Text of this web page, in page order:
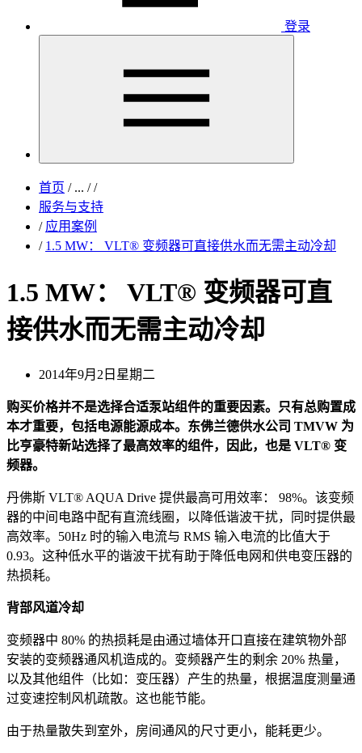
登录
首页 /... / /
服务与支持
/ 应用案例
/ 1.5 MW： VLT® 变频器可直接供水而无需主动冷却
1.5 MW： VLT® 变频器可直
接供水而无需主动冷却
2014年9月2日星期二
购买价格并不是选择合适泵站组件的重要因素。只有总购置成
本才重要，包括电源能源成本。东佛兰德供水公司 TMVW 为
比亨豪特新站选择了最高效率的组件，因此，也是 VLT® 变
频器。
丹佛斯 VLT® AQUA Drive 提供最高可用效率： 98%。该变频
器的中间电路中配有直流线圈，以降低谐波干扰，同时提供最
高效率。50Hz 时的输入电流与 RMS 输入电流的比值大于
0.93。这种低水平的谐波干扰有助于降低电网和供电变压器的
热损耗。
背部风道冷却
变频器中 80% 的热损耗是由通过墙体开口直接在建筑物外部
安装的变频器通风机造成的。变频器产生的剩余 20% 热量，
以及其他组件（比如：变压器）产生的热量，根据温度测量通
过变速控制风机疏散。这也能节能。
由于热量散失到室外，房间通风的尺寸更小，能耗更少。